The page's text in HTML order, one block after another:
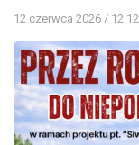
12 czerwca 2026 / 12:12